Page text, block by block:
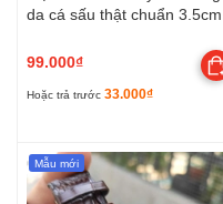
da cá sấu thật chuẩn 3.5cm
nguyên khối không gỉ sét!
99.000₫
Hoặc trả trước 33.000₫
Mẫu mới